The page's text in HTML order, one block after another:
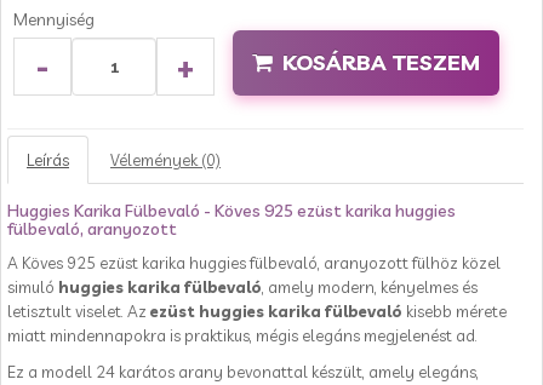
Mennyiség
- + KOSÁRBA TESZEM
Leírás Vélemények (0)
Huggies Karika Fülbevaló - Köves 925 ezüst karika huggies
fülbevaló, aranyozott
A Köves 925 ezüst karika huggies fülbevaló, aranyozott fülhöz közel
simuló huggies karika fülbevaló , amely modern, kényelmes és
letisztult viselet. Az ezüst huggies karika fülbevaló kisebb mérete
miatt mindennapokra is praktikus, mégis elegáns megjelenést ad.
Ez a modell 24 karátos arany bevonattal készült, amely elegáns,